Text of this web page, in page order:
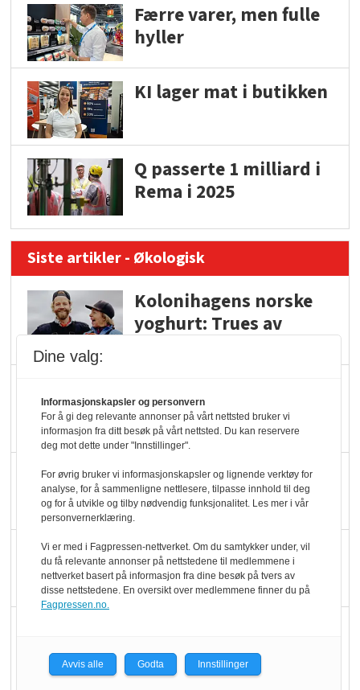
Færre varer, men fulle
hyller
KI lager mat i butikken
Q passerte 1 milliard i
Rema i 2025
Siste artikler - Økologisk
Kolonihagens norske
yoghurt: Trues av
Økologisk Norge sin
hederspris
Blir enklere å velge
økologisk i butikkhylla
Kolonihagen sliter
med å få tak i nok melk
er klare! Er markedet
det?
Dine valg:
Informasjonskapsler og personvern
For å gi deg relevante annonser på vårt nettsted bruker vi
informasjon fra ditt besøk på vårt nettsted. Du kan reservere
deg mot dette under "Innstillinger".
For øvrig bruker vi informasjonskapsler og lignende verktøy for
analyse, for å sammenligne nettlesere, tilpasse innhold til deg
og for å utvikle og tilby nødvendig funksjonalitet. Les mer i vår
personvernerklæring.
Vi er med i Fagpressen-nettverket. Om du samtykker under, vil
du få relevante annonser på nettstedene til medlemmene i
nettverket basert på informasjon fra dine besøk på tvers av
disse nettstedene. En oversikt over medlemmene finner du på
Fagpressen.no.
Avvis alle Godta Innstillinger